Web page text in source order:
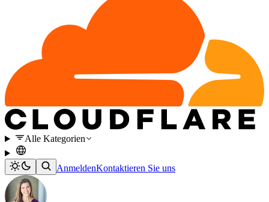
Alle Kategorien
AnmeldenKontaktieren Sie uns